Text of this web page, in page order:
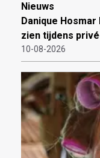
Nieuws
Danique
zien tijdens
10-08-2026